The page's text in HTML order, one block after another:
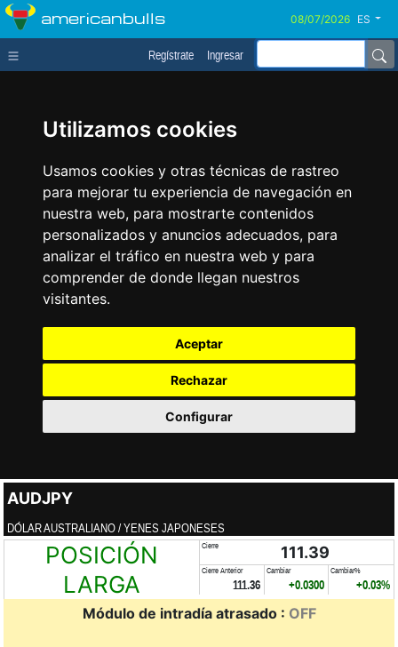
Utilizamos cookies
Usamos cookies y otras técnicas de rastreo
para mejorar tu experiencia de navegación en
nuestra web, para mostrarte contenidos
personalizados y anuncios adecuados, para
analizar el tráfico en nuestra web y para
comprender de donde llegan nuestros
visitantes.
Aceptar
Rechazar
Configurar
americanbulls ES
Regístrate Ingresar
AUDJPY
DÓLAR AUSTRALIANO / YENES JAPONESES
POSICIÓN
LARGA
Cierre 111.39
Cierre Anterior
111.36
Cambiar
+0.0300
Cambiar%
+0.03%
Módulo de intradía atrasado : OFF